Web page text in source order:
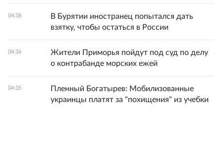
04:38
В Бурятии иностранец попытался дать
взятку, чтобы остаться в России
04:36
Жители Приморья пойдут под суд по делу
о контрабанде морских ежей
04:35
Пленный Богатырев: Мобилизованные
украинцы платят за "похищения" из учебки